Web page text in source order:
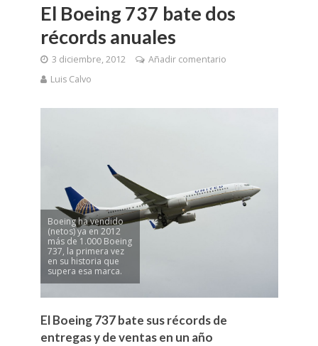
El Boeing 737 bate dos
récords anuales
3 diciembre, 2012
Añadir comentario
Luis Calvo
Boeing ha vendido
(netos) ya en 2012
más de 1.000 Boeing
737, la primera vez
en su historia que
supera esa marca.
El Boeing 737 bate sus récords de
entregas y de ventas en un año